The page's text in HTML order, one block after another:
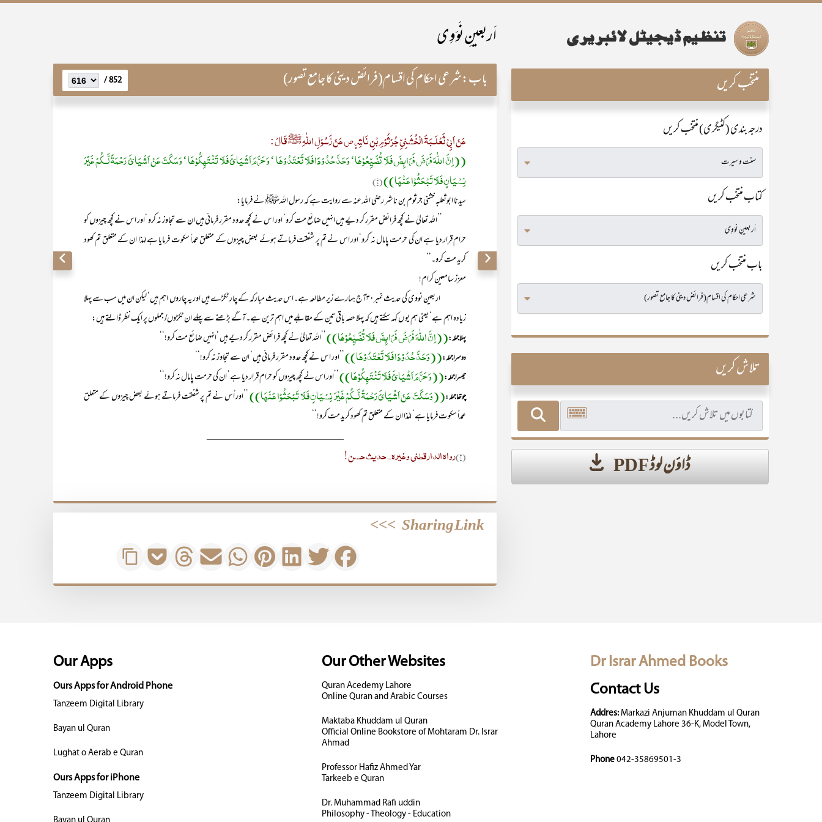
اَربعینِ نَوَوِی
باب:شرعی احکام کی اقسام(فرائض دینی کا جامع تصور) 852 /
عَنْ اَبِیْ ثَعْلَـبَۃَ الْخُشَنِیِّ جُرْثُوْمِ بْنِ نَاشِرٍ ص عَنْ رَّسُوْلِ اللّٰہِ ﷺ قَالَ :
((اِنَّ اللّٰہَ فَرَضَ فَرَائِضَ فَلَا تُضَیِّعُوْھَا‘ وَحَدَّ حُدُوْدًا فَلَا تَعْتَدُوْھَا ‘ وَحَرَّمَ اَشْیَائَ فَلَا تَنْتَھِکُوْھَا ‘ وَسَکَتَ عَنْ اَشْیَائَ رَحْمَۃً لَّــکُمْ غَیْرَ
نِسْیَانٍ فَلَا تَبْحَثُوْا عَنْھَا))(۱)
سیدنا ابوثعلبہ خشنی جرثوم بن ناشر رضی اللہ عنہ سے روایت ہے کہ رسول اللہﷺ نے فرمایا:
’’اللہ تعالیٰ نے کچھ فرائض مقرر کر دیے ہیں انہیں ضائع مت کرو‘ اور اس نے کچھ حدود مقرر فرمائی ہیں ان سے تجاوز نہ کرو ‘اور اس نے کچھ چیزوں کو
حرام قرار دیا ہے ان کی حرمت پامال نہ کرو‘ اور اس نے تم پر شفقت فرماتے ہوئے بعض چیزوں کے متعلق عمداً سکوت فرمایا ہے لہٰذا ان کے متعلق تم کھود
کرید مت کرو۔‘‘
معزز سامعین کرام!
اربعین نووی کی حدیث نمبر۳۰آج ہمارے زیر مطالعہ ہے۔اس حدیث مبارکہ کے چار ٹکڑے ہیں اور یہ چاروں اہم ہیں‘ لیکن ان میں سب سے پہلا
زیادہ اہم ہے‘ یعنی ہم یو ں کہہ سکتے ہیں کہ پہلا حصہ باقی تین کے مقابلے میں اہم ترین ہے۔آگے بڑھنے سے پہلے ان ٹکڑوں/ جملوں پر ایک نظر ڈالتے ہیں:
پہلا جملہ:((اِنَّ اللّٰہَ فَرَضَ فَرَائِضَ فَلَا تُضَیِّعُوْھَا)) ’’اللہ تعالیٰ نے کچھ فرائض مقرر کر دیے ہیں ‘انہیں ضائع مت کرو!‘‘
دوسرا جملہ :((وَحَدَّ حُدُوْدًا فَلَا تَعْتَدُوْھَا)) ’’اور اس نے کچھ حدود مقرر فرمائی ہیں‘ ان سے تجاوز نہ کرو!‘‘
تیسراجملہ:((وَحَرَّمَ اَشْیَائَ فَلَا تَنْتَھِکُوْھَا)) ’’اور اس نے کچھ چیزوں کو حرام قرار دیا ہے‘ ان کی حرمت پامال نہ کرو!‘‘
چوتھاجملہ:((وَسَکَتَ عَنْ اَشْیَائَ رَحْمَۃً لَّــکُمْ غَیْرَ نِسْیَانٍ فَلَا تَبْحَثُوْا عَنْھَا)) ’’اور اُس نے تم پر شفقت فرماتے ہوئے بعض چیزوں کے متعلق
عمداً سکوت فرمایا ہے‘ لہٰذا ان کے متعلق تم کھود کرید مت کرو!‘‘
____________________________
(۱) رواہ الدارقطنی وغیرہ۔ حدیث حسن!
Sharing Link
>>>
منتخب کریں
درجہ بندی (کٹیگری) منتخب کریں
کتاب منتخب کریں
باب منتخب کریں
تلاش کریں
ڈاؤن لوڈ PDF
Dr Israr Ahmed Books
Contact Us
Addres:Markazi Anjuman Khuddam ul Quran
Quran Academy Lahore 36-K, Model Town,
Lahore
Phone 042-35869501-3
Our Other Websites
Quran Acedemy Lahore
Online Quran and Arabic Courses
Maktaba Khuddam ul Quran
Official Online Bookstore of Mohtaram Dr. Israr
Ahmad
Professor Hafiz Ahmed Yar
Tarkeeb e Quran
Dr. Muhammad Rafi uddin
Philosophy - Theology - Education
Our Apps
Ours Apps for Android Phone
Tanzeem Digital Library
Bayan ul Quran
Lughat o Aerab e Quran
Ours Apps for iPhone
Tanzeem Digital Library